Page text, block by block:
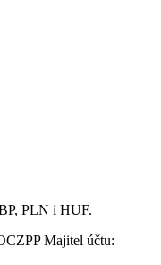
PLN i HUF.
Majitel účtu: